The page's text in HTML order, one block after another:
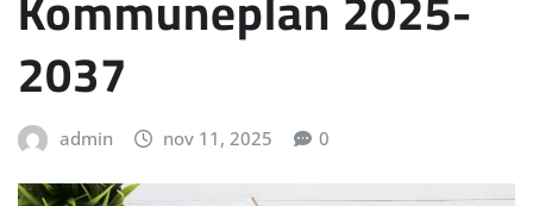
2037
admin nov 11, 2025 0